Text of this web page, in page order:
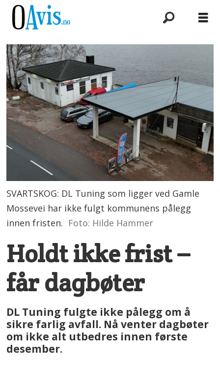
SVARTSKOG: DL Tuning som ligger ved Gamle
Mossevei har ikke fulgt kommunens pålegg
innen fristen. Foto: Hilde Hammer
Holdt ikke frist –
får dagbøter
DL Tuning fulgte ikke pålegg om å
sikre farlig avfall. Nå venter dagbøter
om ikke alt utbedres innen første
desember.